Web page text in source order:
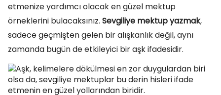
etmenize yardımcı olacak en güzel mektup
örneklerini bulacaksınız. Sevgiliye mektup yazmak,
sadece geçmişten gelen bir alışkanlık değil, aynı
zamanda bugün de etkileyici bir aşk ifadesidir.